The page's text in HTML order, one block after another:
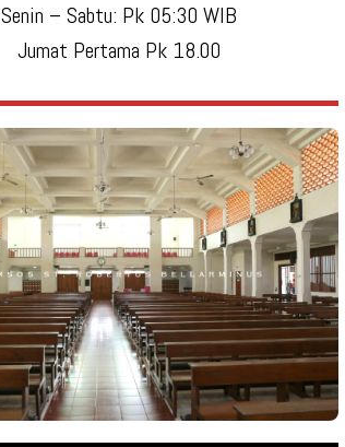
Senin – Sabtu: Pk 05:30 WIB
Jumat Pertama Pk 18.00